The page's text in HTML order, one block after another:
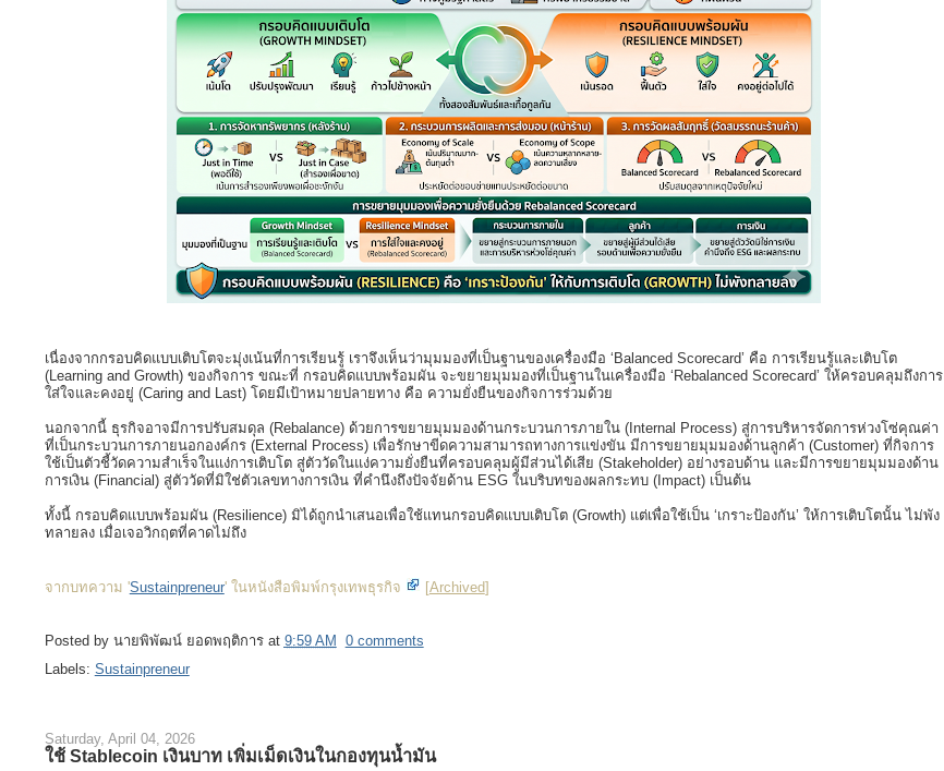
เนื่องจากกรอบคิดแบบเติบโตจะมุ่งเน้นที่การเรียนรู้ เราจึงเห็นว่ามุมมองที่เป็นฐานของเครื่องมือ ‘Balanced Scorecard’ คือ การเรียนรู้และเติบโต
(Learning and Growth) ของกิจการ ขณะที่ กรอบคิดแบบพร้อมผัน จะขยายมุมมองที่เป็นฐานในเครื่องมือ ‘Rebalanced Scorecard’ ให้ครอบคลุมถึงการ
ใส่ใจและคงอยู่ (Caring and Last) โดยมีเป้าหมายปลายทาง คือ ความยั่งยืนของกิจการร่วมด้วย
นอกจากนี้ ธุรกิจอาจมีการปรับสมดุล (Rebalance) ด้วยการขยายมุมมองด้านกระบวนการภายใน (Internal Process) สู่การบริหารจัดการห่วงโซ่คุณค่า
ที่เป็นกระบวนการภายนอกองค์กร (External Process) เพื่อรักษาขีดความสามารถทางการแข่งขัน มีการขยายมุมมองด้านลูกค้า (Customer) ที่กิจการ
ใช้เป็นตัวชี้วัดความสำเร็จในแง่การเติบโต สู่ตัววัดในแง่ความยั่งยืนที่ครอบคลุมผู้มีส่วนได้เสีย (Stakeholder) อย่างรอบด้าน และมีการขยายมุมมองด้าน
การเงิน (Financial) สู่ตัววัดที่มิใช่ตัวเลขทางการเงิน ที่คำนึงถึงปัจจัยด้าน ESG ในบริบทของผลกระทบ (Impact) เป็นต้น
ทั้งนี้ กรอบคิดแบบพร้อมผัน (Resilience) มิได้ถูกนำเสนอเพื่อใช้แทนกรอบคิดแบบเติบโต (Growth) แต่เพื่อใช้เป็น ‘เกราะป้องกัน’ ให้การเติบโตนั้น ไม่พัง
ทลายลง เมื่อเจอวิกฤตที่คาดไม่ถึง
จากบทความ 'Sustainpreneur' ในหนังสือพิมพ์กรุงเทพธุรกิจ [Archived]
Posted by นายพิพัฒน์ ยอดพฤติการ at 9:59 AM
0 comments
Labels: Sustainpreneur
Saturday, April 04, 2026
ใช้ Stablecoin เงินบาท เพิ่มเม็ดเงินในกองทุนน้ำมัน